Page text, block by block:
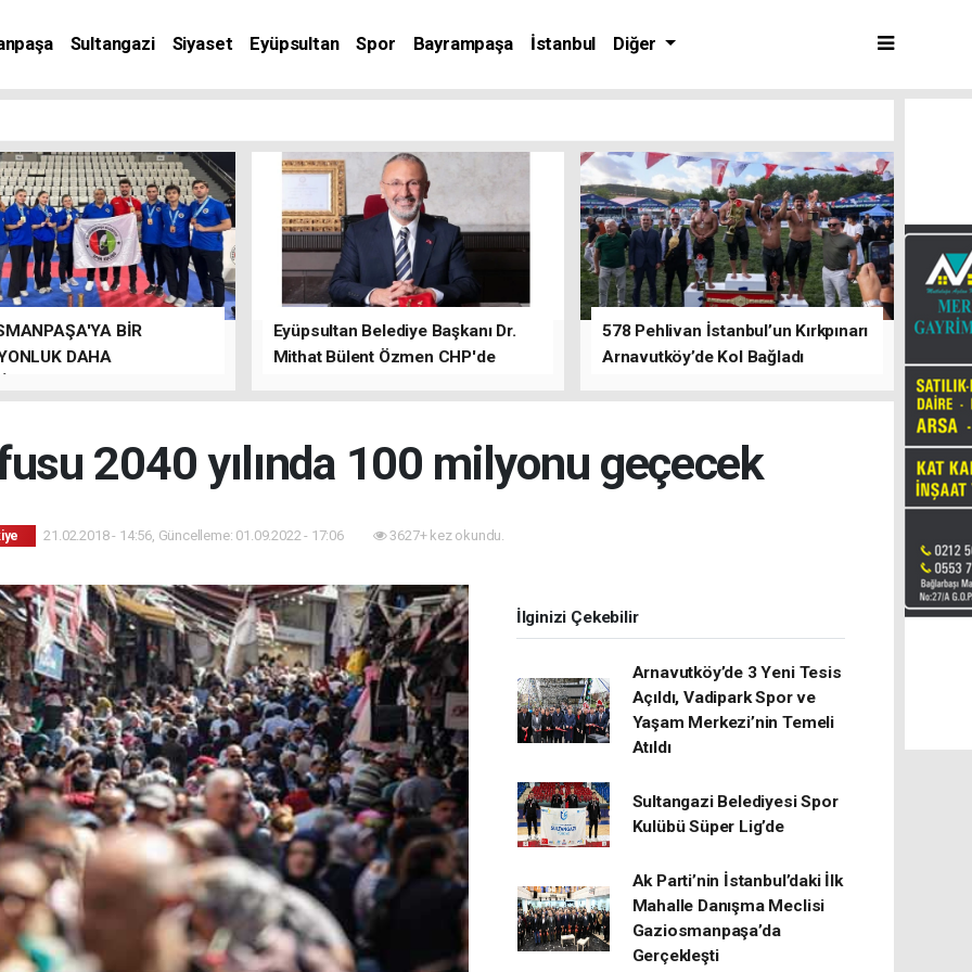
Sultangazi Siyaset Eyüpsultan Spor Bayrampaşa İstanbul Diğer
BİR
DAHA
Eyüpsultan Belediye Başkanı Dr.
Mithat Bülent Özmen CHP'de
578 Pehlivan İstanbul’un Kırkpınarı
Arnavutköy’de Kol Bağladı
2040 yılında 100 milyonu geçecek
21.02.2018 - 14:56, Güncelleme: 01.09.2022 - 17:06 3627+ kez okundu.
İlginizi Çekebilir
Arnavutköy’de 3 Yeni Tesis
Açıldı, Vadipark Spor ve
Yaşam Merkezi’nin Temeli
Atıldı
Sultangazi Belediyesi Spor
Kulübü Süper Lig’de
Ak Parti’nin İstanbul’daki İlk
Mahalle Danışma Meclisi
Gaziosmanpaşa’da
Gerçekleşti